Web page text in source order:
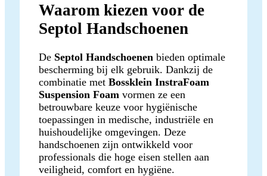
Waarom kiezen voor de
Septol Handschoenen
De Septol Handschoenen bieden optimale
bescherming bij elk gebruik. Dankzij de
combinatie met Bossklein InstraFoam
Suspension Foam vormen ze een
betrouwbare keuze voor hygiënische
toepassingen in medische, industriële en
huishoudelijke omgevingen. Deze
handschoenen zijn ontwikkeld voor
professionals die hoge eisen stellen aan
veiligheid, comfort en hygiëne.